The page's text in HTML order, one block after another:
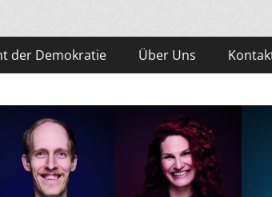
der Demokratie Über Uns